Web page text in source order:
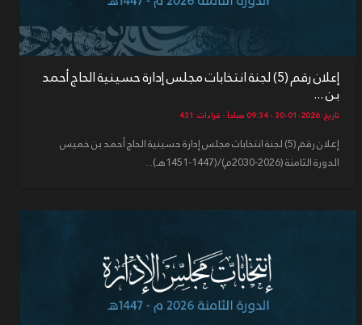
إعلان رقم (5) لجنة انتخابات مجلس إدارة حسينية الحاج أحمد
بن ...
تاريخ: 2026-01-30 - 09:34 صباحاً - قراءات: 431
إعلان رقم (5) لجنة انتخابات مجلس إدارة حسينية الحاج أحمد بن خميس
الدورة الثامنة (2026-2030م)/(1447-1451هـ)...